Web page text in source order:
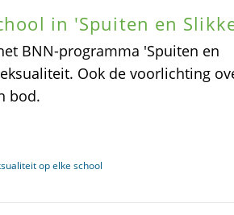
in 'Spuiten en
BNN-programma 'Spuiten en
Ook de voorlichting
bod.
op elke school